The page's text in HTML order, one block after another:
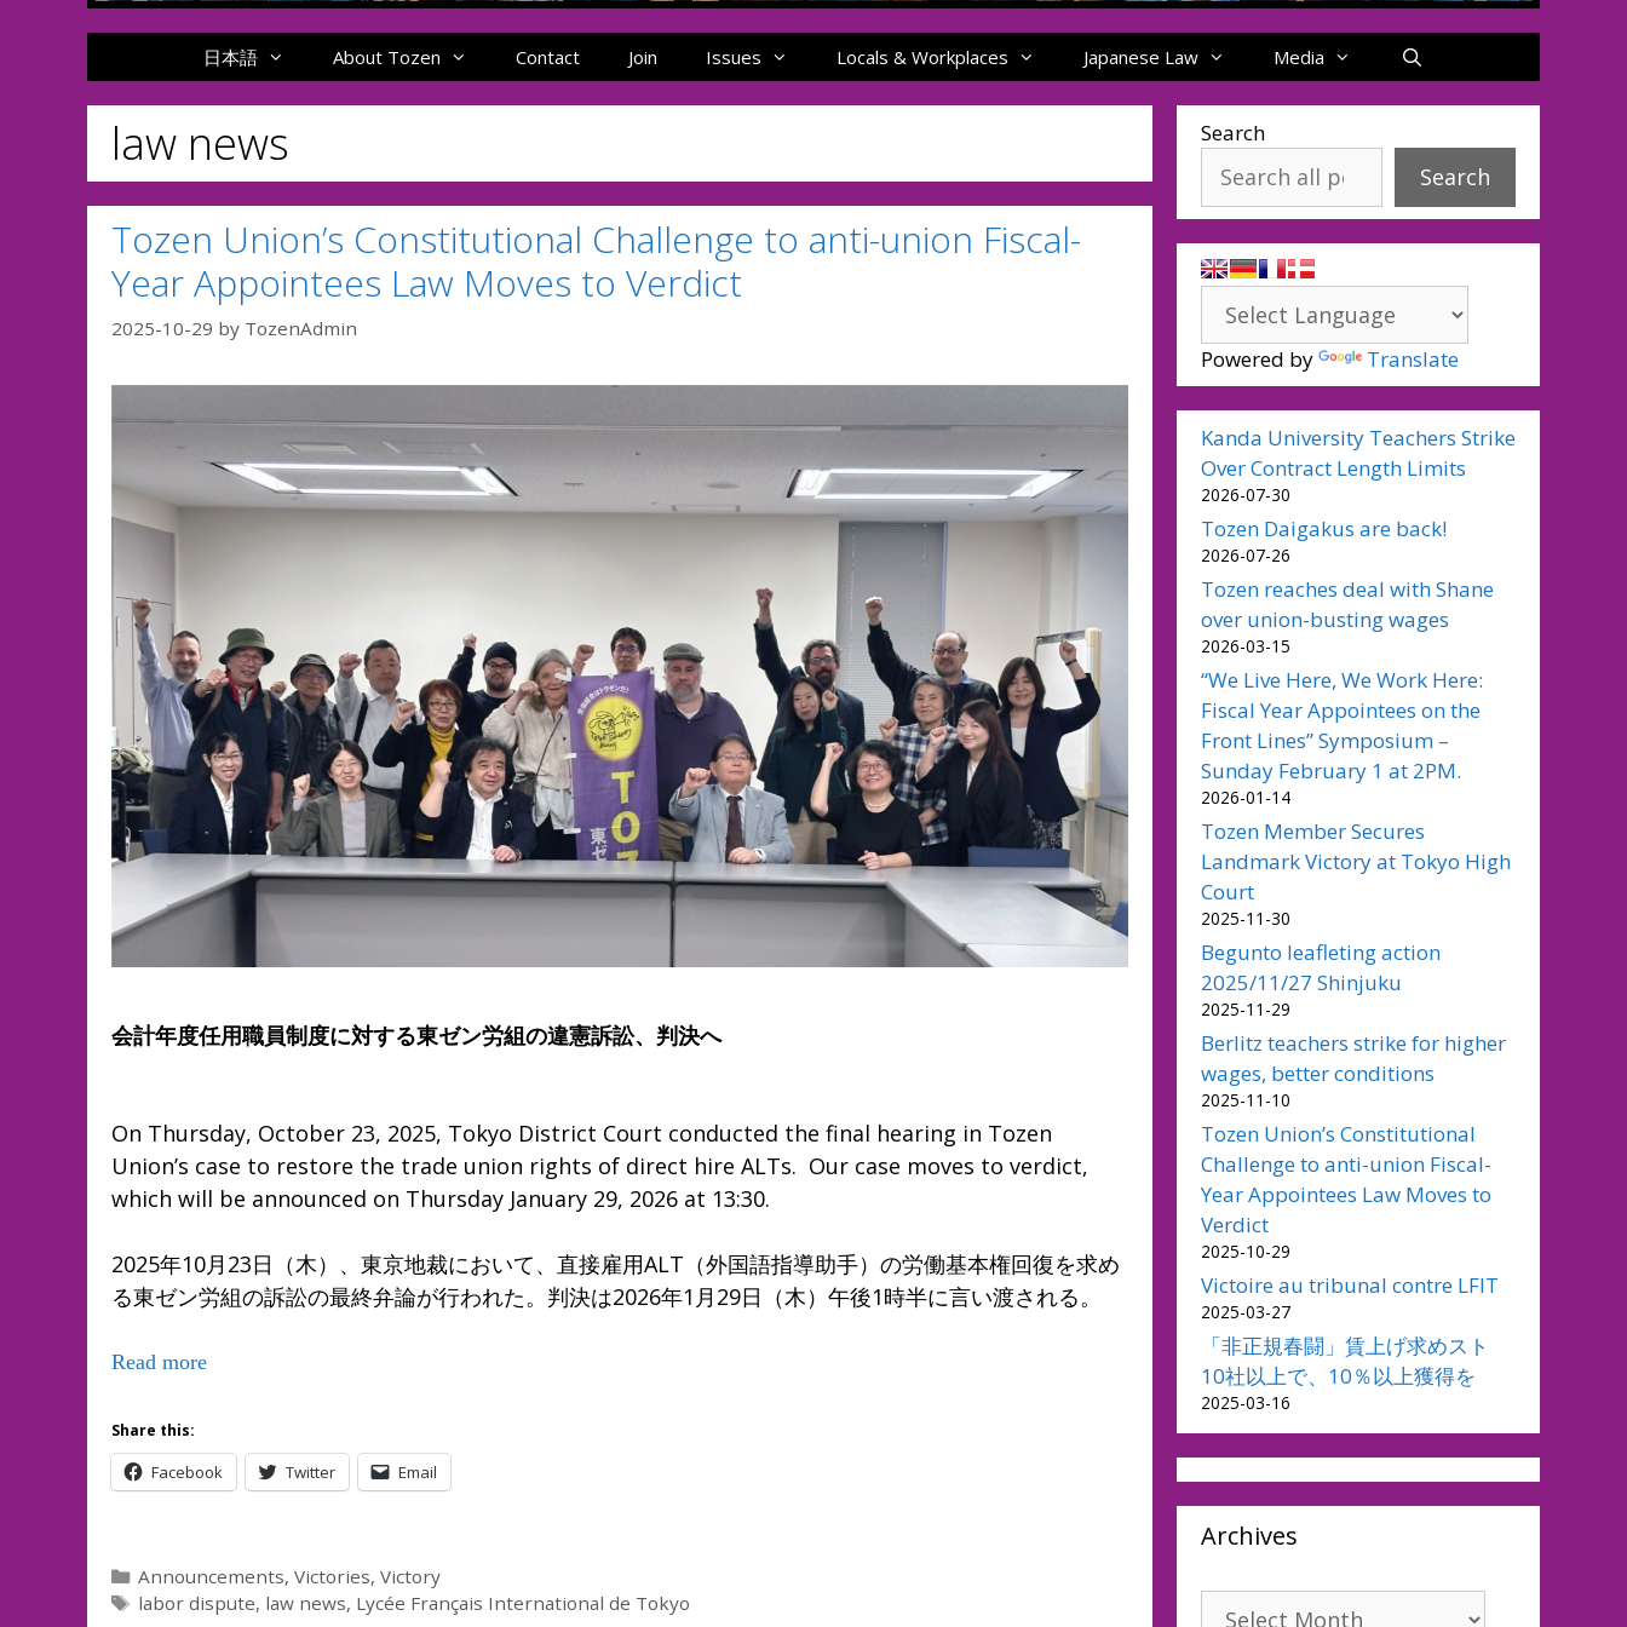
日本語 About Tozen Contact Join Issues Locals & Workplaces Japanese Law Media
law news
Tozen Union’s Constitutional Challenge to anti-union Fiscal-
Year Appointees Law Moves to Verdict
2025-10-29 by TozenAdmin
会計年度任用職員制度に対する東ゼン労組の違憲訴訟、判決へ
On Thursday, October 23, 2025, Tokyo District Court conducted the final hearing in Tozen
Union’s case to restore the trade union rights of direct hire ALTs. Our case moves to verdict,
which will be announced on Thursday January 29, 2026 at 13:30.
2025年10月23日（木）、東京地裁において、直接雇用ALT（外国語指導助手）の労働基本権回復を求め
る東ゼン労組の訴訟の最終弁論が行われた。判決は2026年1月29日（木）午後1時半に言い渡される。
Read more
Share this:
Facebook Twitter Email
Categories
Announcements,Victories,Victory
Tags
labor dispute, law news, Lycée Français International de Tokyo
Search
Search
Powered by Translate
Kanda University Teachers Strike
Over Contract Length Limits
2026-07-30
Tozen Daigakus are back!
2026-07-26
Tozen reaches deal with Shane
over union-busting wages
2026-03-15
“We Live Here, We Work Here:
Fiscal Year Appointees on the
Front Lines” Symposium –
Sunday February 1 at 2PM.
2026-01-14
Tozen Member Secures
Landmark Victory at Tokyo High
Court
2025-11-30
Begunto leafleting action
2025/11/27 Shinjuku
2025-11-29
Berlitz teachers strike for higher
wages, better conditions
2025-11-10
Tozen Union’s Constitutional
Challenge to anti-union Fiscal-
Year Appointees Law Moves to
Verdict
2025-10-29
Victoire au tribunal contre LFIT
2025-03-27
「非正規春闘」賃上げ求めスト
10社以上で、10％以上獲得を
2025-03-16
Archives
Archives